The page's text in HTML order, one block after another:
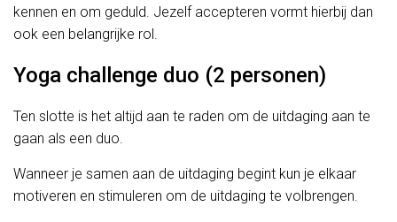
kennen en om geduld. Jezelf accepteren vormt hierbij dan
ook een belangrijke rol.
Yoga challenge duo (2 personen)
Ten slotte is het altijd aan te raden om de uitdaging aan te
gaan als een duo.
Wanneer je samen aan de uitdaging begint kun je elkaar
motiveren en stimuleren om de uitdaging te volbrengen.